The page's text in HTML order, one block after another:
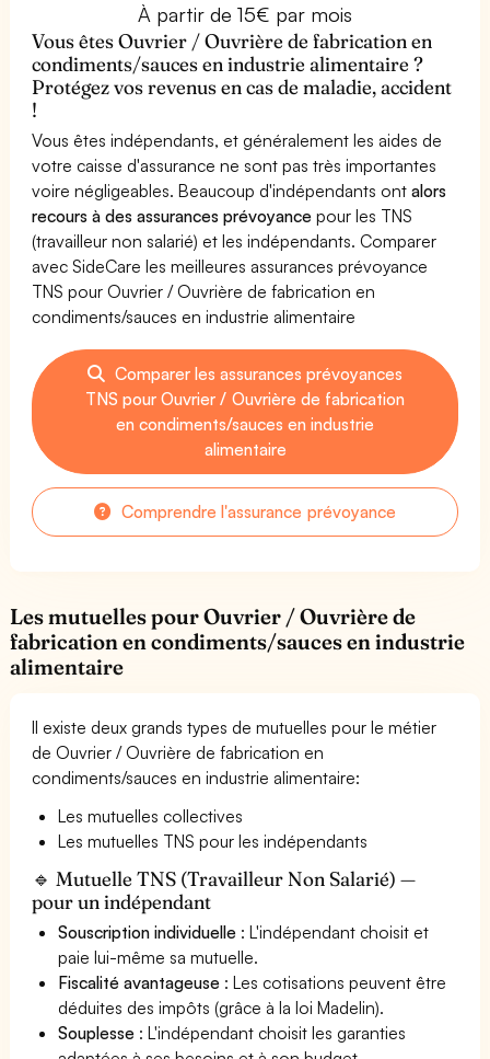
À partir de 15€ par mois
Vous êtes Ouvrier / Ouvrière de fabrication en
condiments/sauces en industrie alimentaire ?
Protégez vos revenus en cas de maladie, accident
!
Vous êtes indépendants, et généralement les aides de
votre caisse d'assurance ne sont pas très importantes
voire négligeables. Beaucoup d'indépendants ontalors
recours à des assurances prévoyance pour les TNS
(travailleur non salarié) et les indépendants. Comparer
avec SideCare les meilleures assurances prévoyance
TNS pour Ouvrier / Ouvrière de fabrication en
condiments/sauces en industrie alimentaire
Comparer les assurances prévoyances
TNS pour Ouvrier / Ouvrière de fabrication
en condiments/sauces en industrie
alimentaire
Comprendre l'assurance prévoyance
Les mutuelles pour Ouvrier / Ouvrière de
fabrication en condiments/sauces en industrie
alimentaire
Il existe deux grands types de mutuelles pour le métier
de Ouvrier / Ouvrière de fabrication en
condiments/sauces en industrie alimentaire:
Les mutuelles collectives
Les mutuelles TNS pour les indépendants
🔹 Mutuelle TNS (Travailleur Non Salarié) —
pour un indépendant
Souscription individuelle : L'indépendant choisit et
paie lui-même sa mutuelle.
Fiscalité avantageuse : Les cotisations peuvent être
déduites des impôts (grâce à la loi Madelin).
Souplesse : L'indépendant choisit les garanties